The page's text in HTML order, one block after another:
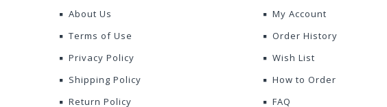
About Us
Terms of Use
Privacy Policy
Shipping Policy
Return Policy
My Account
Order History
Wish List
How to Order
FAQ